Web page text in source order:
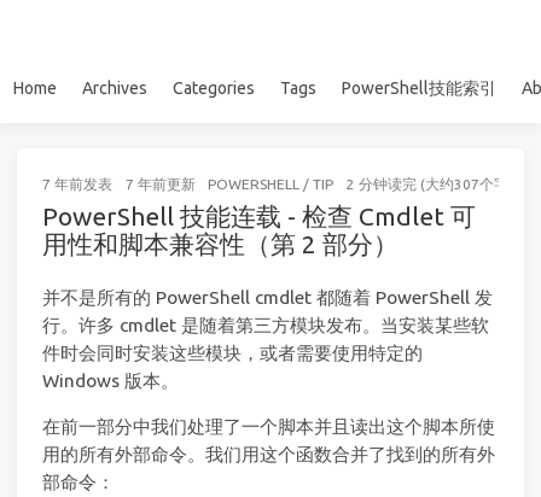
Home Archives Categories Tags PowerShell技能索引
7 年前发表 7 年前更新 POWERSHELL / TIP 2 分钟读完 (大约307个字)
PowerShell 技能连载 - 检查 Cmdlet 可
用性和脚本兼容性（第 2 部分）
并不是所有的 PowerShell cmdlet 都随着 PowerShell 发
行。许多 cmdlet 是随着第三方模块发布。当安装某些软
件时会同时安装这些模块，或者需要使用特定的
Windows 版本。
在前一部分中我们处理了一个脚本并且读出这个脚本所使
用的所有外部命令。我们用这个函数合并了找到的所有外
部命令：